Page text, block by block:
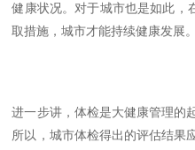
健康状况。对于城市也是如此，
取措施，城市才能持续健康发展。
进一步讲，体检是大健康管理的
所以，城市体检得出的评估结果